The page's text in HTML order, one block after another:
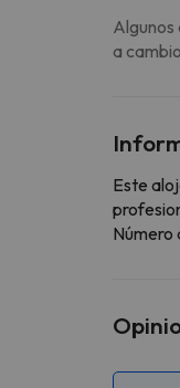
Algunos
a
Este